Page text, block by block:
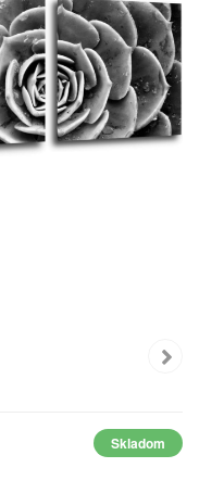
Skladom